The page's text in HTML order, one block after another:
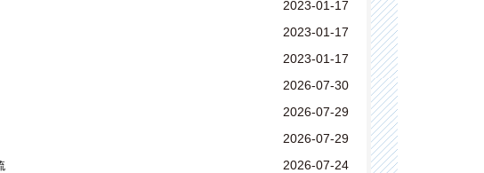
2023-01-17
2023-01-17
2023-01-17
2026-07-30
2026-07-29
2026-07-29
2026-07-24